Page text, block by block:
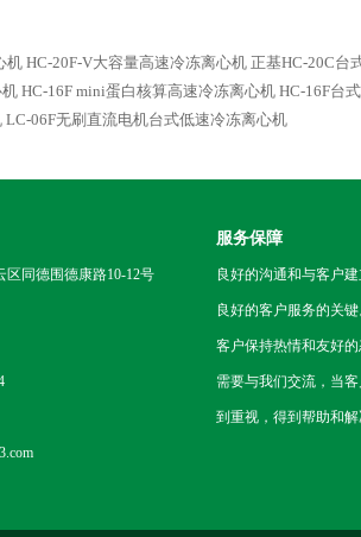
机HC-20F-V大容量高速冷冻离心机 正基HC-20C台
HC-16F mini蛋白核算高速冷冻离心机 HC-16F台
LC-06F无刷直流电机台式低速冷冻离心机
同德围德康路10-12号
服务保障
良好的沟通和与客户
良好的客户服务的关
客户保持热情和友好
需要与我们交流，当
到重视，得到帮助和解